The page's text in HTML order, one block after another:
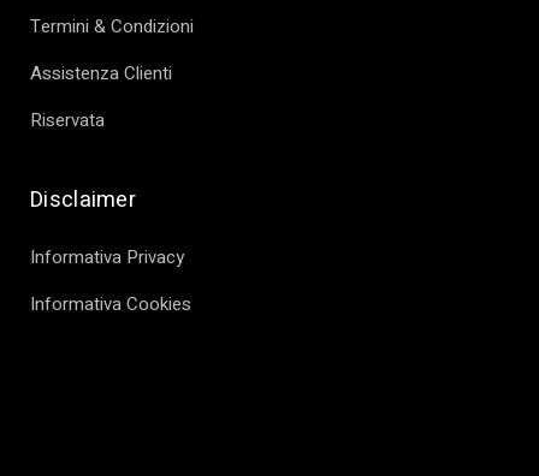
Termini & Condizioni
Assistenza Clienti
Riservata
Disclaimer
Informativa Privacy
Informativa Cookies